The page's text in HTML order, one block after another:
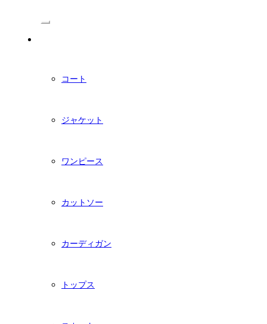
コート
ジャケット
ワンピース
カットソー
カーディガン
トップス